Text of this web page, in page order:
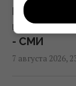
Россия
ядерный
проблема
22:12 пятница, 07
Путин
панически
- СМИ
7 августа 2026,